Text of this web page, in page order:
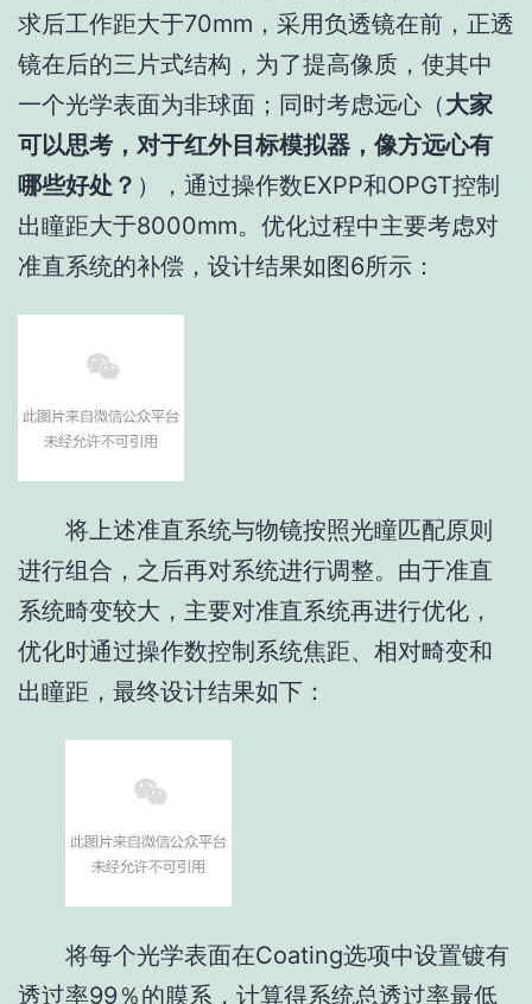
求后工作距大于70mm ，采用负透镜在前，正透
镜在后的三片式结构，为了提高像质，使其中
一个光学表面为非球面；同时考虑远心（大家
可以思考，对于红外目标模拟器，像方远心有
哪些好处？ ），通过操作数EXPP和OPGT控制
出瞳距大于8000mm。优化过程中主要考虑对
准直系统的补偿，设计结果如图6所示：
将上述准直系统与物镜按照光瞳匹配原则
进行组合，之后再对系统进行调整。由于准直
系统畸变较大，主要对准直系统再进行优化，
优化时通过操作数控制系统焦距、相对畸变和
出瞳距，最终设计结果如下：
将每个光学表面在Coating选项中设置镀有
透过率99％的膜系，计算得系统总透过率最低